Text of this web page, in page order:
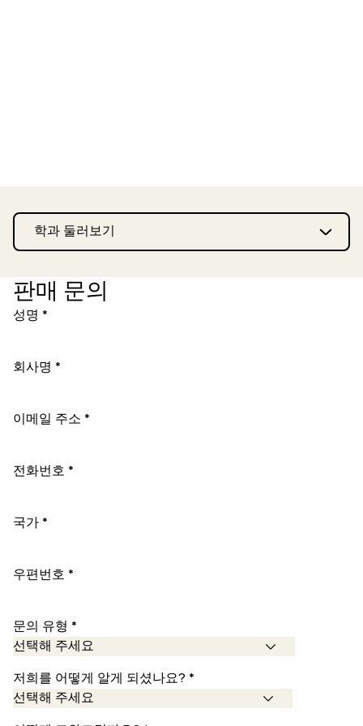
학과 둘러보기
판매 문의
성명 *
회사명 *
이메일 주소 *
전화번호 *
국가 *
우편번호 *
문의 유형 *
저희를 어떻게 알게 되셨나요? *